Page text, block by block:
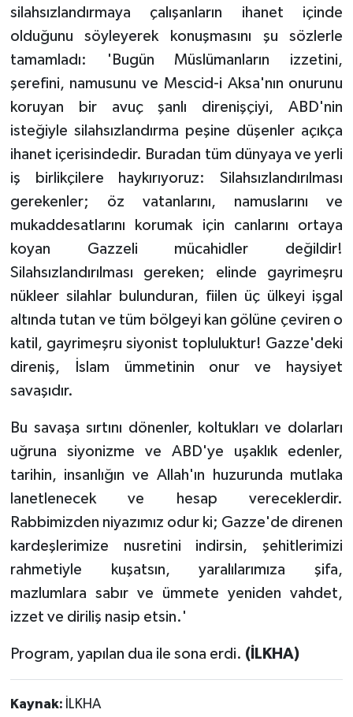
silahsızlandırmaya çalışanların ihanet içinde
olduğunu söyleyerek konuşmasını şu sözlerle
tamamladı: 'Bugün Müslümanların izzetini,
şerefini, namusunu ve Mescid-i Aksa'nın onurunu
koruyan bir avuç şanlı direnişçiyi, ABD'nin
isteğiyle silahsızlandırma peşine düşenler açıkça
ihanet içerisindedir. Buradan tüm dünyaya ve yerli
iş birlikçilere haykırıyoruz: Silahsızlandırılması
gerekenler; öz vatanlarını, namuslarını ve
mukaddesatlarını korumak için canlarını ortaya
koyan Gazzeli mücahidler değildir!
Silahsızlandırılması gereken; elinde gayrimeşru
nükleer silahlar bulunduran, fiilen üç ülkeyi işgal
altında tutan ve tüm bölgeyi kan gölüne çeviren o
katil, gayrimeşru siyonist topluluktur! Gazze'deki
direniş, İslam ümmetinin onur ve haysiyet
savaşıdır.
Bu savaşa sırtını dönenler, koltukları ve dolarları
uğruna siyonizme ve ABD'ye uşaklık edenler,
tarihin, insanlığın ve Allah'ın huzurunda mutlaka
lanetlenecek ve hesap vereceklerdir.
Rabbimizden niyazımız odur ki; Gazze'de direnen
kardeşlerimize nusretini indirsin, şehitlerimizi
rahmetiyle kuşatsın, yaralılarımıza şifa,
mazlumlara sabır ve ümmete yeniden vahdet,
izzet ve diriliş nasip etsin.'
Program, yapılan dua ile sona erdi. (İLKHA)
Kaynak: İLKHA